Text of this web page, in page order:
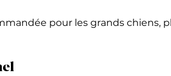
pour les grands chiens,